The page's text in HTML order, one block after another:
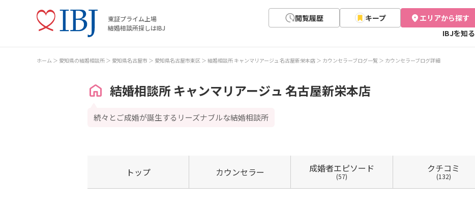
東証プライム上場
結婚相談所探しはIBJ
閲覧履歴 キープ エリアから探す
IBJを知る
ホーム 愛知県の結婚相談所 愛知県名古屋市 愛知県名古屋市東区 結婚相談所 キャンマリアージュ 名古屋新栄本店 カウンセラーブログ一覧 カウンセラーブログ詳細
結婚相談所 キャンマリアージュ 名古屋新栄本店
続々とご成婚が誕生するリーズナブルな結婚相談所
トップ カウンセラー 成婚者エピソード
(57)
クチコミ
(132)